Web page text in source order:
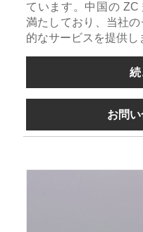
ています。中国の ZC
満たしており、当社
的なサービスを提供し
続
お問